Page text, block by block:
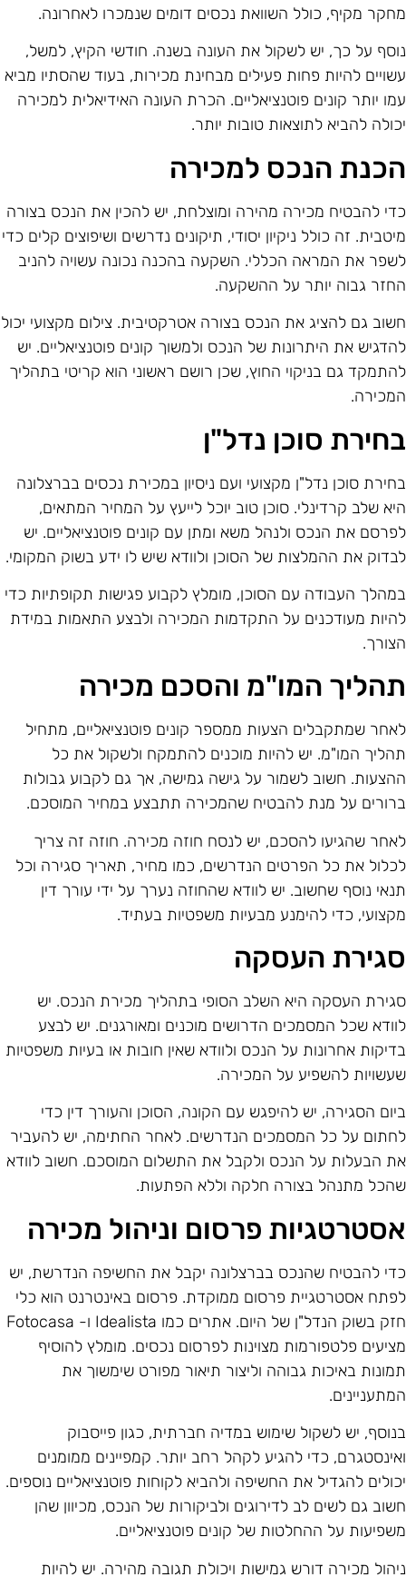
מקיף, כולל השוואת נכסים דומים שנמכרו לאחרונה.
על כך, יש לשקול את העונה בשנה. חודשי הקיץ, למשל,
להיות פחות פעילים מבחינת מכירות, בעוד שהסתיו מביא
יותר קונים פוטנציאליים. הכרת העונה האידיאלית למכירה
להביא לתוצאות טובות יותר.
הנכס למכירה
להבטיח מכירה מהירה ומוצלחת, יש להכין את הנכס בצורה
זה כולל ניקיון יסודי, תיקונים נדרשים ושיפוצים קלים כדי
את המראה הכללי. השקעה בהכנה נכונה עשויה להניב
גבוה יותר על ההשקעה.
גם להציג את הנכס בצורה אטרקטיבית. צילום מקצועי יכול
את היתרונות של הנכס ולמשוך קונים פוטנציאליים. יש
גם בניקוי החוץ, שכן רושם ראשוני הוא קריטי בתהליך
סוכן נדל"ן
סוכן נדל"ן מקצועי ועם ניסיון במכירת נכסים בברצלונה
שלב קרדינלי. סוכן טוב יוכל לייעץ על המחיר המתאים,
את הנכס ולנהל משא ומתן עם קונים פוטנציאליים. יש
את ההמלצות של הסוכן ולוודא שיש לו ידע בשוק המקומי.
העבודה עם הסוכן, מומלץ לקבוע פגישות תקופתיות כדי
מעודכנים על התקדמות המכירה ולבצע התאמות במידת
המו"מ והסכם מכירה
שמתקבלים הצעות ממספר קונים פוטנציאליים, מתחיל
המו"מ. יש להיות מוכנים להתמקח ולשקול את כל
חשוב לשמור על גישה גמישה, אך גם לקבוע גבולות
על מנת להבטיח שהמכירה תתבצע במחיר המוסכם.
שהגיעו להסכם, יש לנסח חוזה מכירה. חוזה זה צריך
את כל הפרטים הנדרשים, כמו מחיר, תאריך סגירה וכל
נוסף שחשוב. יש לוודא שהחוזה נערך על ידי עורך דין
כדי להימנע מבעיות משפטיות בעתיד.
העסקה
העסקה היא השלב הסופי בתהליך מכירת הנכס. יש
שכל המסמכים הדרושים מוכנים ומאורגנים. יש לבצע
אחרונות על הנכס ולוודא שאין חובות או בעיות משפטיות
להשפיע על המכירה.
הסגירה, יש להיפגש עם הקונה, הסוכן והעורך דין כדי
על כל המסמכים הנדרשים. לאחר החתימה, יש להעביר
הבעלות על הנכס ולקבל את התשלום המוסכם. חשוב לוודא
מתנהל בצורה חלקה וללא הפתעות.
פרסום וניהול מכירה
להבטיח שהנכס בברצלונה יקבל את החשיפה הנדרשת, יש
אסטרטגיית פרסום ממוקדת. פרסום באינטרנט הוא כלי
חזק בשוק הנדל"ן של היום. אתרים כמו Idealista ו- Fotocasa
פלטפורמות מצוינות לפרסום נכסים. מומלץ להוסיף
באיכות גבוהה וליצור תיאור מפורט שימשוך את
יש לשקול שימוש במדיה חברתית, כגון פייסבוק
כדי להגיע לקהל רחב יותר. קמפיינים ממומנים
להגדיל את החשיפה ולהביא לקוחות פוטנציאליים נוספים.
גם לשים לב לדירוגים ולביקורות של הנכס, מכיוון שהן
על ההחלטות של קונים פוטנציאליים.
מכירה דורש גמישות ויכולת תגובה מהירה. יש להיות